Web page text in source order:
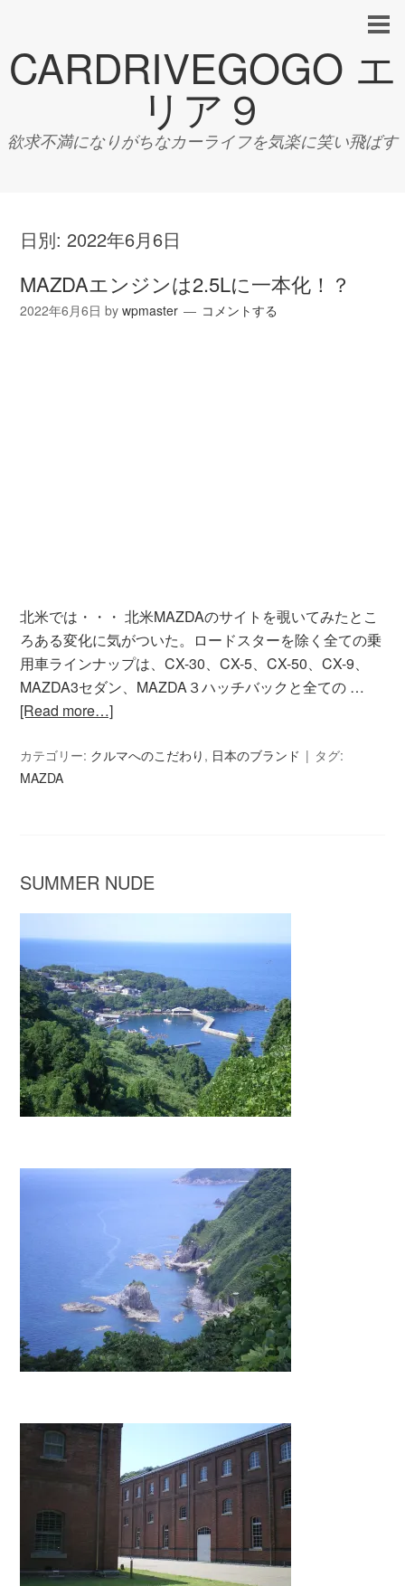
CARDRIVEGOGO エ
リア９
欲求不満になりがちなカーライフを気楽に笑い飛ばす
日別:2022年6月6日
MAZDAエンジンは2.5Lに一本化！？
2022年6月6日 bywpmaster コメントする
北米では・・・ 北米MAZDAのサイトを覗いてみたとこ
ろある変化に気がついた。ロードスターを除く全ての乗
用車ラインナップは、CX-30、CX-5、CX-50、CX-9、
MAZDA3セダン、MAZDA３ハッチバックと全ての …
[Read more…]
カテゴリー: クルマへのこだわり , 日本のブランド
タグ:
MAZDA
SUMMER NUDE